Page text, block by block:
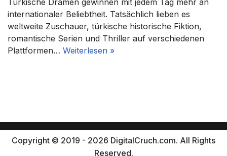
Türkische Dramen gewinnen mit jedem Tag mehr an
internationaler Beliebtheit. Tatsächlich lieben es
weltweite Zuschauer, türkische historische Fiktion,
romantische Serien und Thriller auf verschiedenen
Plattformen… Weiterlesen »
Copyright © 2019 - 2026 DigitalCruch.com. All Rights
Reserved.